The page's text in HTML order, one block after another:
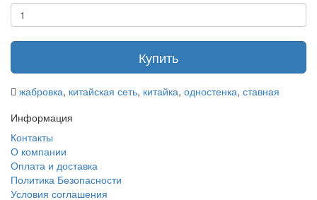
Купить
жабровка, китайская сеть, китайка, одностенка, ставная
Информация
Контакты
О компании
Оплата и доставка
Политика Безопасности
Условия соглашения